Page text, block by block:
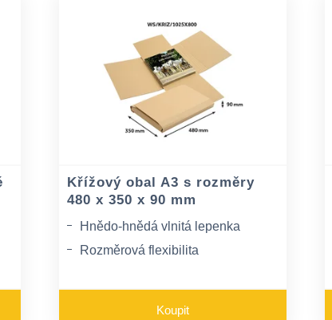
Křížový obal A3 s rozměry
480 x 350 x 90 mm
Hnědo-hnědá vlnitá lepenka
Rozměrová flexibilita
jednoduchým a levným způsobem
Koupit